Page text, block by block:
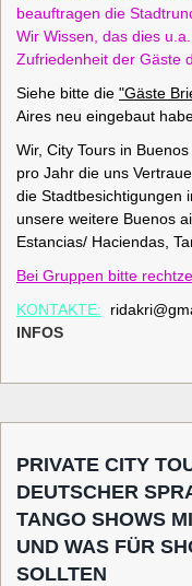
beauftragen die
Wir Wissen, das dies
Zufriedenheit der Gäste
Siehe bitte die "Gäste
Aires neu eingebaut
Wir, City Tours in
pro Jahr die uns
die Stadtbesichtigungen
unsere weitere Buenos
Estancias/ Haciendas,
Bei Gruppen bitte
KONTAKTE:
INFOS
PRIVATE CITY
DEUTSCHER
TANGO SHOWS
UND WAS FÜR
SOLLTEN